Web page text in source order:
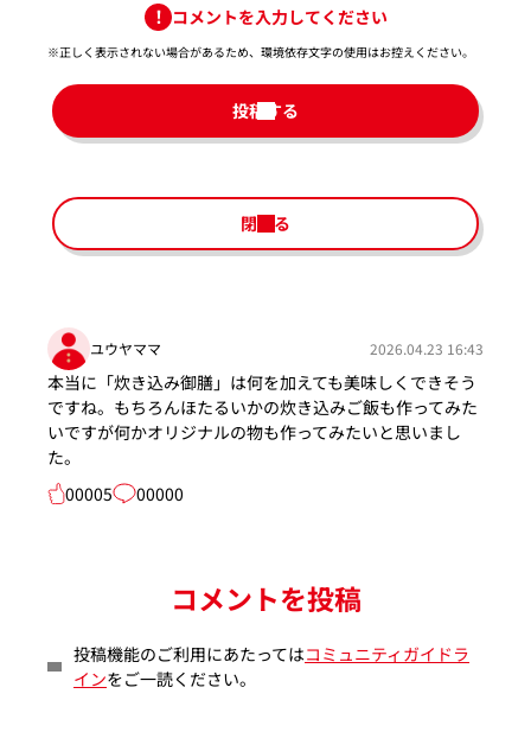
コメントを入力してください
※正しく表示されない場合があるため、環境依存文字の使用はお控えください。​
投稿する
閉じる
ユウヤママ 2026.04.23 16:43
本当に「炊き込み御膳」は何を加えても美味しくできそう
ですね。もちろんほたるいかの炊き込みご飯も作ってみた
いですが何かオリジナルの物も作ってみたいと思いまし
た。
00005
00000
コメントを投稿
投稿機能のご利用にあたってはコミュニティガイドラ
インをご一読ください。